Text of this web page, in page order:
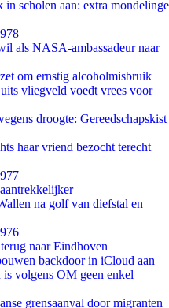
scholen aan: extra mondelinge
als NASA-ambassadeur naar
om ernstig alcoholmisbruik
vliegveld voedt vrees voor
droogte: Gereedschapskist
haar vriend bezocht terecht
na golf van diefstal en
naar Eindhoven
backdoor in iCloud aan
volgens OM geen enkel
grensaanval door migranten